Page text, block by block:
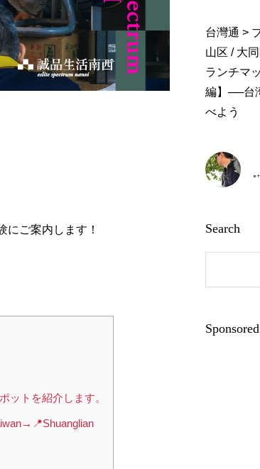
ご案内します！
ットを紹介します。
台灣通 >
山区 / 大
ランチマ
編】──台
べよう
Search
Sponsored